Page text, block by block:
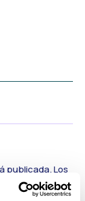
publicada.Los